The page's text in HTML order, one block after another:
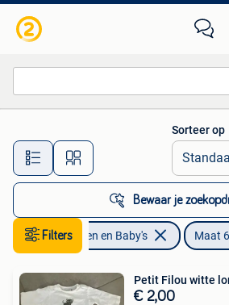
Alle afstanden…
Sorteer op
Bewaar je
Filters
Kinderen en Baby's Maat
Petit Filou witte
€ 2,00